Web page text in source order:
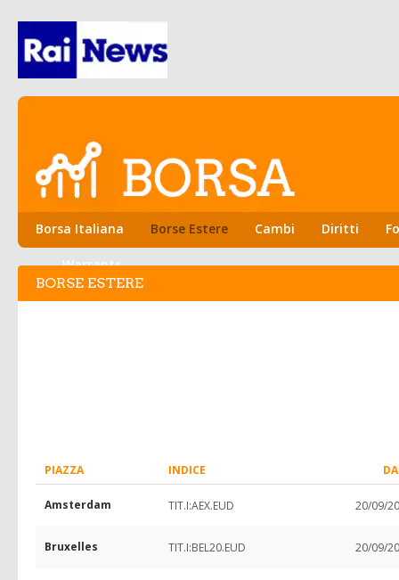
Borsa Italiana Borse Estere Cambi Diritti
Warrants
BORSE ESTERE
PIAZZA INDICE
Amsterdam TIT.I:AEX.EUD 20/09/
Bruxelles TIT.I:BEL20.EUD 20/09/